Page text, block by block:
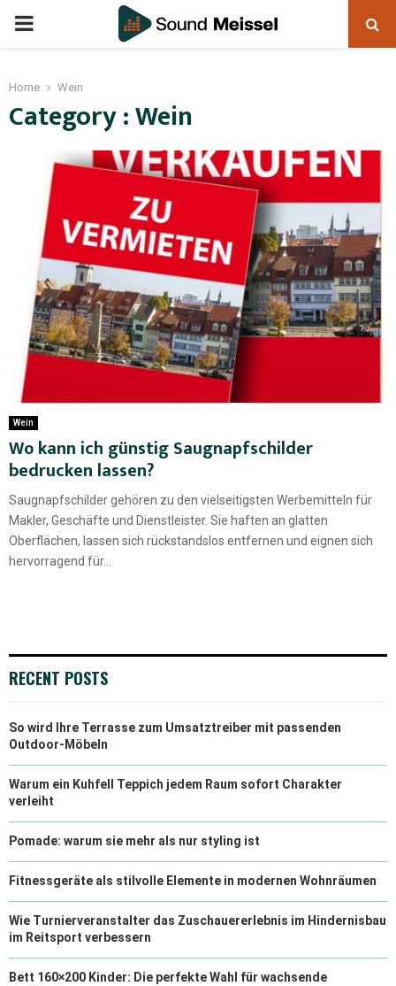
Home Wein
Category : Wein
Wein
Wo kann ich günstig Saugnapfschilder
bedrucken lassen?
Saugnapfschilder gehören zu den vielseitigsten Werbemitteln für
Makler, Geschäfte und Dienstleister. Sie haften an glatten
Oberflächen, lassen sich rückstandslos entfernen und eignen sich
hervorragend für...
RECENT POSTS
So wird Ihre Terrasse zum Umsatztreiber mit passenden
Outdoor-Möbeln
Warum ein Kuhfell Teppich jedem Raum sofort Charakter
verleiht
Pomade: warum sie mehr als nur styling ist
Fitnessgeräte als stilvolle Elemente in modernen Wohnräumen
Wie Turnierveranstalter das Zuschauererlebnis im Hindernisbau
im Reitsport verbessern
Bett 160×200 Kinder: Die perfekte Wahl für wachsende